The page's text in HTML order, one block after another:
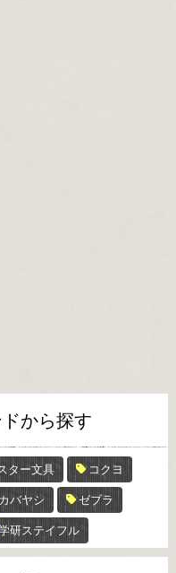
から探す
ター文具 コクヨ
バヤシ ゼブラ
研ステイフル